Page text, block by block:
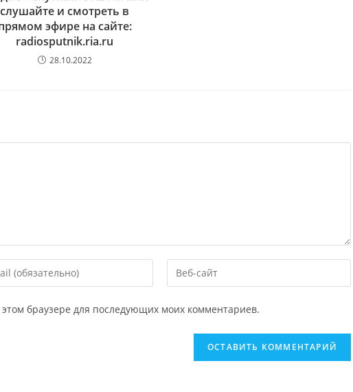
слушайте и смотреть в
эфире на сайте:
radiosputnik.ria.ru
28.10.2022
браузере для последующих моих комментариев.